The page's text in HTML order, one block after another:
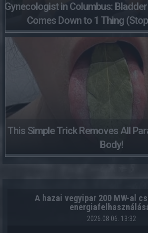
Gynecologist in Columbus:
Comes Down to 1 Thing
This Simple Trick Removes All
Body!
A hazai vegyipar 200 MW-al
2026.08.06. 13:32